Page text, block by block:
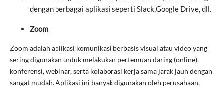
dengan berbagai aplikasi seperti Slack,Google Drive, dll.
Zoom
Zoom adalah aplikasi komunikasi berbasis visual atau video yang
sering digunakan untuk melakukan pertemuan daring (online),
konferensi, webinar, serta kolaborasi kerja sama jarak jauh dengan
sangat mudah. Aplikasi ini banyak digunakan oleh perusahaan,